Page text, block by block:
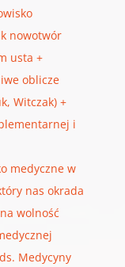
nowotwór
usta +
oblicze
Witczak) +
i
medyczne w
nas okrada
wolność
Medycyny